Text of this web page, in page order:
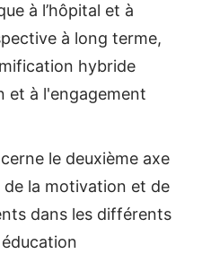
à l’hôpital et à
à long terme,
hybride
et à l'engagement
le deuxième axe
la motivation et de
dans les différents